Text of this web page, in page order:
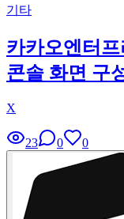
기타
카카오엔터
콘솔 화면 구
X
23 0 0